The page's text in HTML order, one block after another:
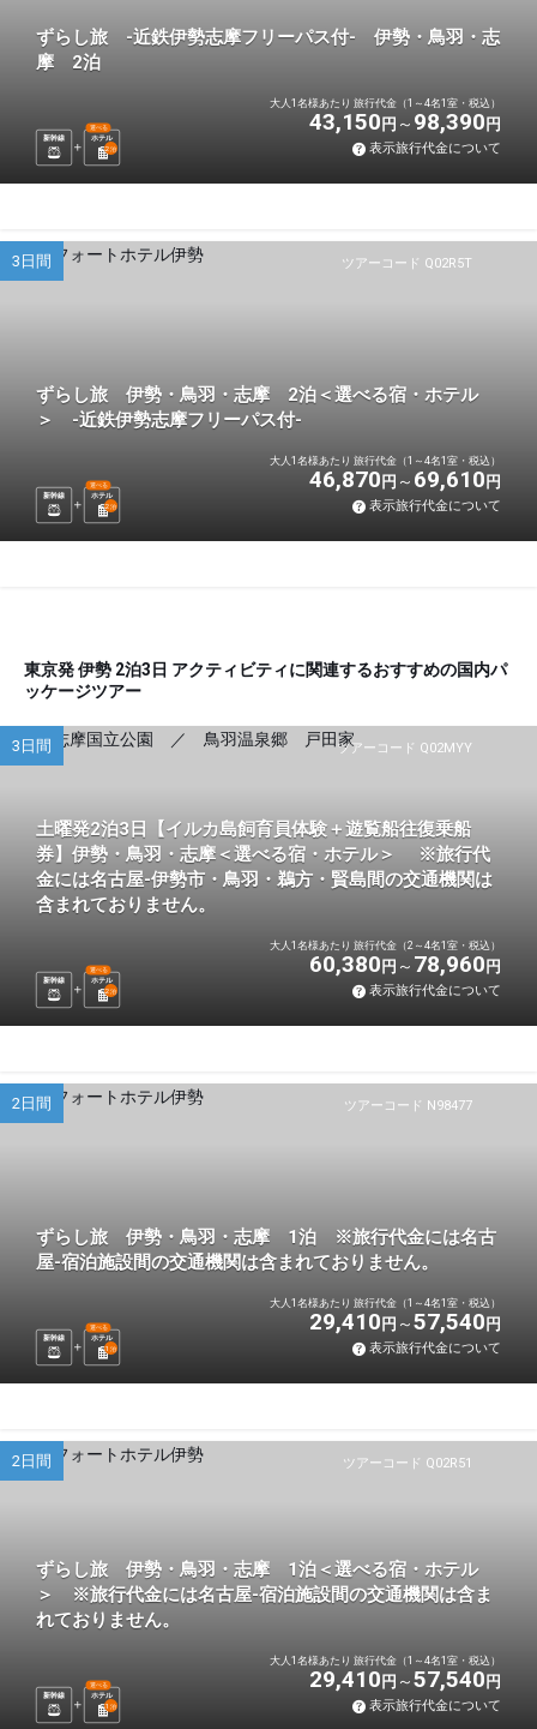
ずらし旅 -近鉄伊勢志摩フリーパス付- 伊勢・鳥羽・志
摩 2泊
新幹線 ホテル
選べる
2泊
大人1名様あたり 旅行代金（1～4名1室・税込）
43,150 円 98,390 円
表示旅行代金について
ツアーコード Q02R5T
3日間
ずらし旅 伊勢・鳥羽・志摩 2泊＜選べる宿・ホテル
＞ -近鉄伊勢志摩フリーパス付-
新幹線 ホテル
選べる
2泊
大人1名様あたり 旅行代金（1～4名1室・税込）
46,870 円 69,610 円
表示旅行代金について
東京発 伊勢 2泊3日 アクティビティに関連するおすすめの国内パ
ッケージツアー
ツアーコード Q02MYY
3日間
土曜発2泊3日【イルカ島飼育員体験＋遊覧船往復乗船
券】伊勢・鳥羽・志摩＜選べる宿・ホテル＞ ※旅行代
金には名古屋-伊勢市・鳥羽・鵜方・賢島間の交通機関は
含まれておりません。
新幹線 ホテル
選べる
2泊
大人1名様あたり 旅行代金（2～4名1室・税込）
60,380 円 78,960 円
表示旅行代金について
ツアーコード N98477
2日間
ずらし旅 伊勢・鳥羽・志摩 1泊 ※旅行代金には名古
屋-宿泊施設間の交通機関は含まれておりません。
新幹線 ホテル
選べる
1 泊
大人1名様あたり 旅行代金（1～4名1室・税込）
29,410 円 57,540 円
表示旅行代金について
ツアーコード Q02R51
2日間
ずらし旅 伊勢・鳥羽・志摩 1泊＜選べる宿・ホテル
＞ ※旅行代金には名古屋-宿泊施設間の交通機関は含ま
れておりません。
新幹線 ホテル
選べる
1 泊
大人1名様あたり 旅行代金（1～4名1室・税込）
29,410 円 57,540 円
表示旅行代金について